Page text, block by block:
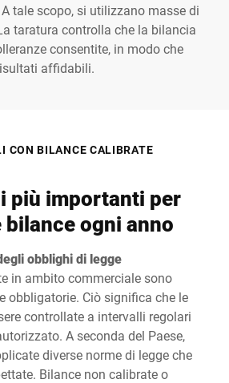
tale scopo, si utilizzano masse di
taratura controlla che la bilancia
consentite, in modo che
affidabili.
CON BILANCE CALIBRATE
più importanti per
ogni anno
obblighi di legge
in ambito commerciale sono
obbligatorie. Ciò significa che le
controllate a intervalli regolari
A seconda del Paese,
diverse norme di legge che
Bilance non calibrate o